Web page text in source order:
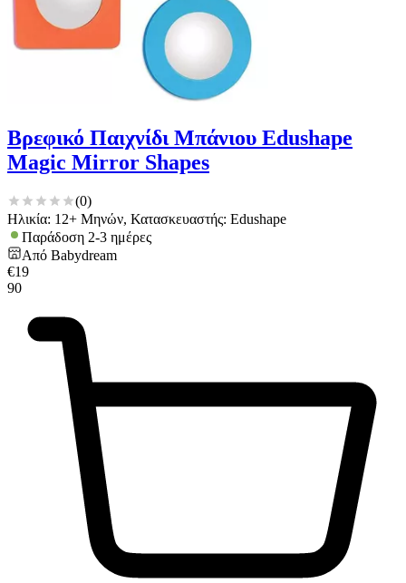
Βρεφικό Παιχνίδι Μπάνιου Edushape
Magic Mirror Shapes
(0)
Ηλικία: 12+ Μηνών, Κατασκευαστής: Edushape
Παράδοση 2-3 ημέρες
Από Babydream
€19
90